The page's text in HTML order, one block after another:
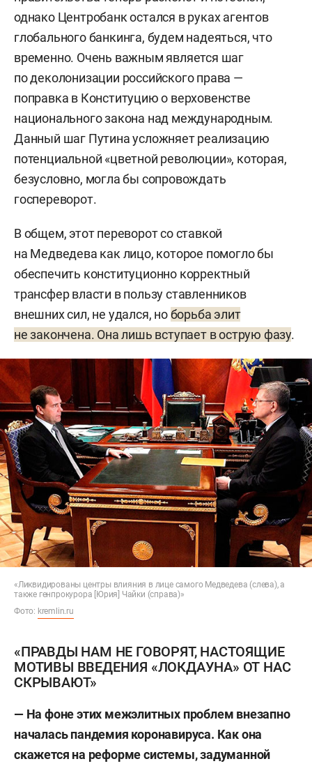
однако Центробанк остался в руках агентов
глобального банкинга, будем надеяться, что
временно. Очень важным является шаг
по деколонизации российского права —
поправка в Конституцию о верховенстве
национального закона над международным.
Данный шаг Путина усложняет реализацию
потенциальной «цветной революции», которая,
безусловно, могла бы сопровождать
госпереворот.
В общем, этот переворот со ставкой
на Медведева как лицо, которое помогло бы
обеспечить конституционно корректный
трансфер власти в пользу ставленников
внешних сил, не удался, ноборьба элит
не закончена. Она лишь вступает в острую фазу.
«Ликвидированы центры влияния в лице самого Медведева (слева), а
также генпрокурора [Юрия] Чайки (справа)»
Фото: kremlin.ru
«ПРАВДЫ НАМ НЕ ГОВОРЯТ, НАСТОЯЩИЕ
МОТИВЫ ВВЕДЕНИЯ «ЛОКДАУНА» ОТ НАС
СКРЫВАЮТ»
— На фоне этих межэлитных проблем внезапно
началась пандемия коронавируса. Как она
скажется на реформе системы, задуманной